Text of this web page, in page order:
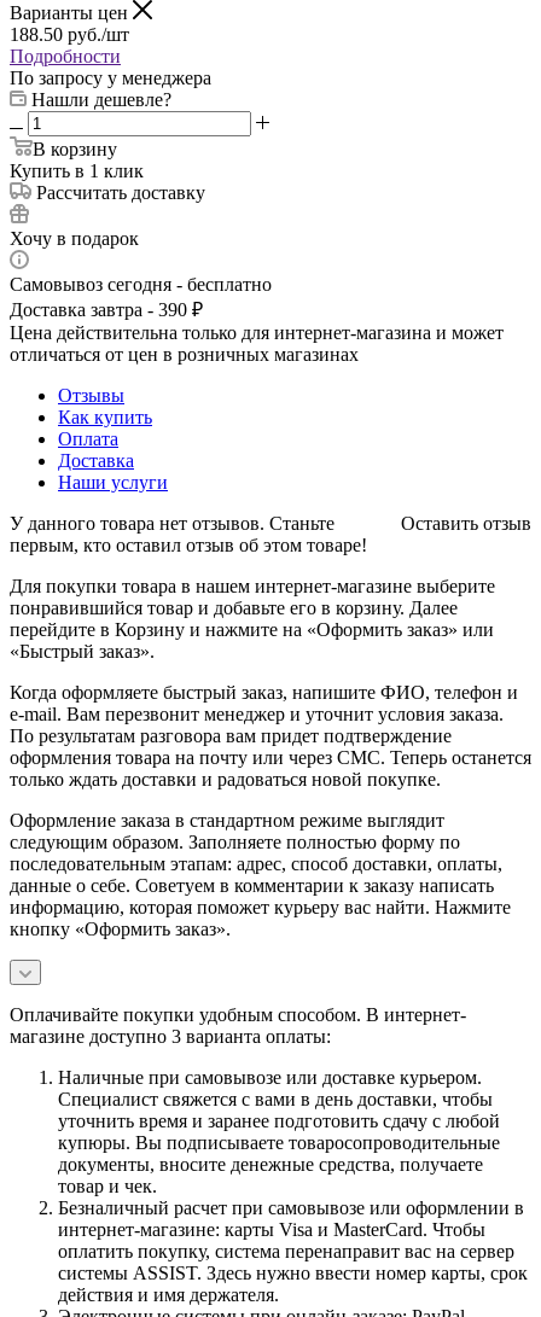
Варианты цен
188.50 руб./шт
Подробности
По запросу у менеджера
Нашли дешевле?
В корзину
Купить в 1 клик
Рассчитать доставку
Хочу в подарок
Самовывоз сегодня - бесплатно
Доставка завтра - 390 ₽
Цена действительна только для интернет-магазина и может
отличаться от цен в розничных магазинах
Отзывы
Как купить
Оплата
Доставка
Наши услуги
Оставить отзыв
У данного товара нет отзывов. Станьте
первым, кто оставил отзыв об этом товаре!
Для покупки товара в нашем интернет-магазине выберите
понравившийся товар и добавьте его в корзину. Далее
перейдите в Корзину и нажмите на «Оформить заказ» или
«Быстрый заказ».
Когда оформляете быстрый заказ, напишите ФИО, телефон и
e-mail. Вам перезвонит менеджер и уточнит условия заказа.
По результатам разговора вам придет подтверждение
оформления товара на почту или через СМС. Теперь останется
только ждать доставки и радоваться новой покупке.
Оформление заказа в стандартном режиме выглядит
следующим образом. Заполняете полностью форму по
последовательным этапам: адрес, способ доставки, оплаты,
данные о себе. Советуем в комментарии к заказу написать
информацию, которая поможет курьеру вас найти. Нажмите
кнопку «Оформить заказ».
Оплачивайте покупки удобным способом. В интернет-
магазине доступно 3 варианта оплаты:
Наличные при самовывозе или доставке курьером.
Специалист свяжется с вами в день доставки, чтобы
уточнить время и заранее подготовить сдачу с любой
купюры. Вы подписываете товаросопроводительные
документы, вносите денежные средства, получаете
товар и чек.
Безналичный расчет при самовывозе или оформлении в
интернет-магазине: карты Visa и MasterCard. Чтобы
оплатить покупку, система перенаправит вас на сервер
системы ASSIST. Здесь нужно ввести номер карты, срок
действия и имя держателя.